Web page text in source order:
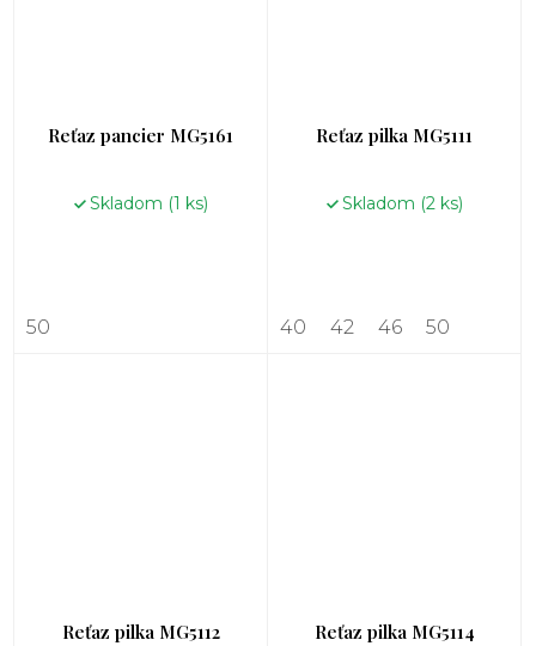
Reťaz pancier MG5161
Skladom (1 ks)
50
Reťaz pilka MG5111
Skladom (2 ks)
40 42 46 50
Reťaz pilka MG5112 Reťaz pilka MG5114